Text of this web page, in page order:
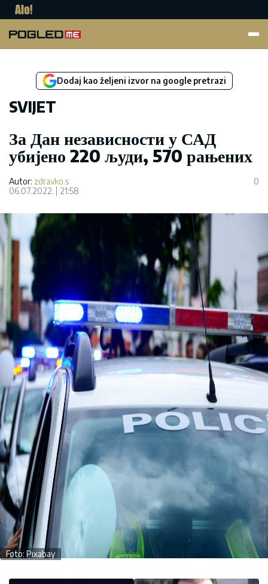
Dodaj kao željeni izvor na google pretrazi
SVIJET
За Дан независности у САД
убијено 220 људи, 570 рањених
Autor: zdravko.s
06.07.2022.
21:58
0
Foto: Pixabay